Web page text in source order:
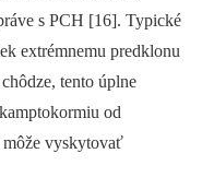
s PCH [16]. Typické
extrémnemu predklonu
tento úplne
od
vyskytovať